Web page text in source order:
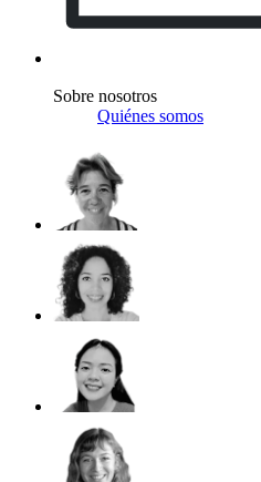
Sobre nosotros
Quiénes somos